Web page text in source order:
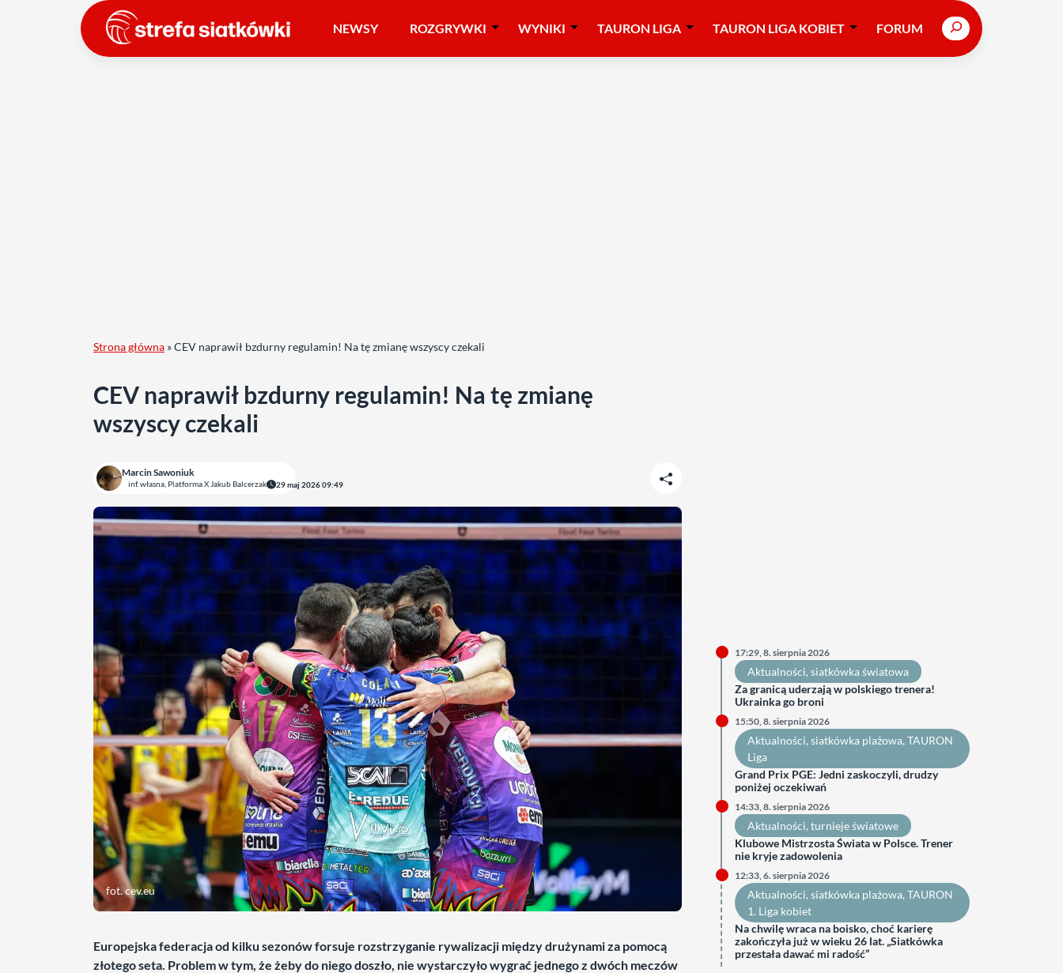
NEWSY ROZGRYWKI WYNIKI TAURON LIGA TAURON LIGA KOBIET FORUM Search
Strona główna »CEV naprawił bzdurny regulamin! Na tę zmianę wszyscy czekali
CEV naprawił bzdurny regulamin! Na tę zmianę
wszyscy czekali
Marcin Sawoniuk
inf. własna, Platforma X Jakub Balcerzak 29 maj 2026 09:49
fot. cev.eu
Europejska federacja od kilku sezonów forsuje rozstrzyganie rywalizacji między drużynami za pomocą
złotego seta. Problem w tym, że żeby do niego doszło, nie wystarczyło wygrać jednego z dwóch meczów
17:29, 8. sierpnia 2026
Aktualności, siatkówka światowa
Za granicą uderzają w polskiego trenera!
Ukrainka go broni
15:50, 8. sierpnia 2026
Aktualności, siatkówka plażowa, TAURON
Liga
Grand Prix PGE: Jedni zaskoczyli, drudzy
poniżej oczekiwań
14:33, 8. sierpnia 2026
Aktualności, turnieje światowe
Klubowe Mistrzosta Świata w Polsce. Trener
nie kryje zadowolenia
12:33, 6. sierpnia 2026
Aktualności, siatkówka plażowa, TAURON
1. Liga kobiet
Na chwilę wraca na boisko, choć karierę
zakończyła już w wieku 26 lat. „Siatkówka
przestała dawać mi radość”